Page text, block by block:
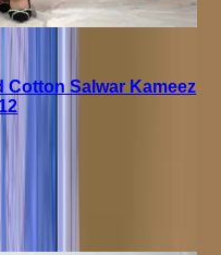
Cotton Salwar Kameez